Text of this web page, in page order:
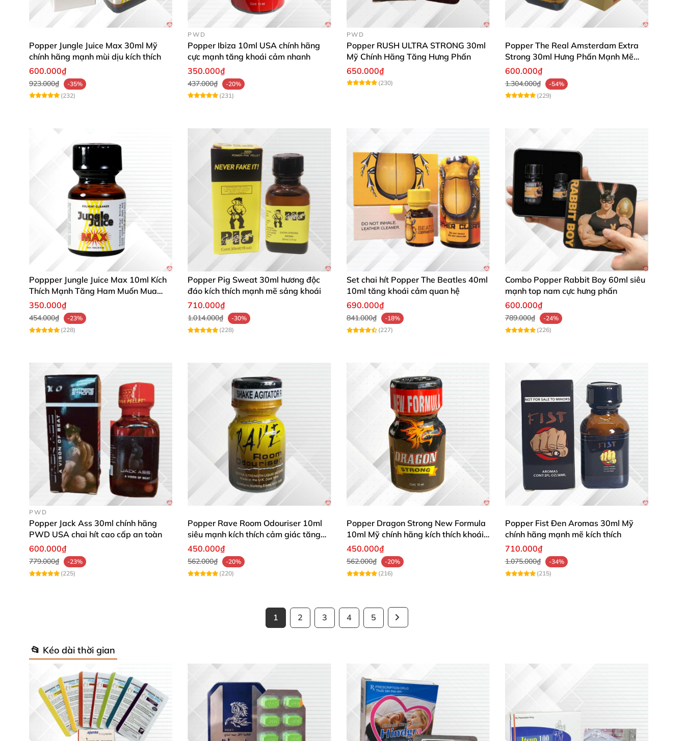
Popper Jungle Juice Max 30ml Mỹ
chính hãng mạnh mùi dịu kích thích
600.000₫
923.000₫
-35%
(232)
PWD
Popper Ibiza 10ml USA chính hãng
cực mạnh tăng khoái cảm nhanh
350.000₫
437.000₫
-20%
(231)
PWD
Popper RUSH ULTRA STRONG 30ml
Mỹ Chính Hãng Tăng Hưng Phấn
650.000₫
(230)
Popper The Real Amsterdam Extra
Strong 30ml Hưng Phấn Mạnh Mẽ
Kéo Dài
600.000₫
1.304.000₫
-54%
(229)
Poppper Jungle Juice Max 10ml Kích
Thích Mạnh Tăng Ham Muốn Mua
Ngay
350.000₫
454.000₫
-23%
(228)
Popper Pig Sweat 30ml hương độc
đáo kích thích mạnh mẽ sảng khoái
710.000₫
1.014.000₫
-30%
(228)
Set chai hít Popper The Beatles 40ml
10ml tăng khoái cảm quan hệ
690.000₫
841.000₫
-18%
(227)
Combo Popper Rabbit Boy 60ml siêu
mạnh top nam cực hưng phấn
600.000₫
789.000₫
-24%
(226)
PWD
Popper Jack Ass 30ml chính hãng
PWD USA chai hít cao cấp an toàn
600.000₫
779.000₫
-23%
(225)
Popper Rave Room Odouriser 10ml
siêu mạnh kích thích cảm giác tăng
khoái cảm
450.000₫
562.000₫
-20%
(220)
Popper Dragon Strong New Formula
10ml Mỹ chính hãng kích thích khoái
cảm
450.000₫
562.000₫
-20%
(216)
Popper Fist Đen Aromas 30ml Mỹ
chính hãng mạnh mẽ kích thích
710.000₫
1.075.000₫
-34%
(215)
1 2 3 4 5
📂 Kéo dài thời gian